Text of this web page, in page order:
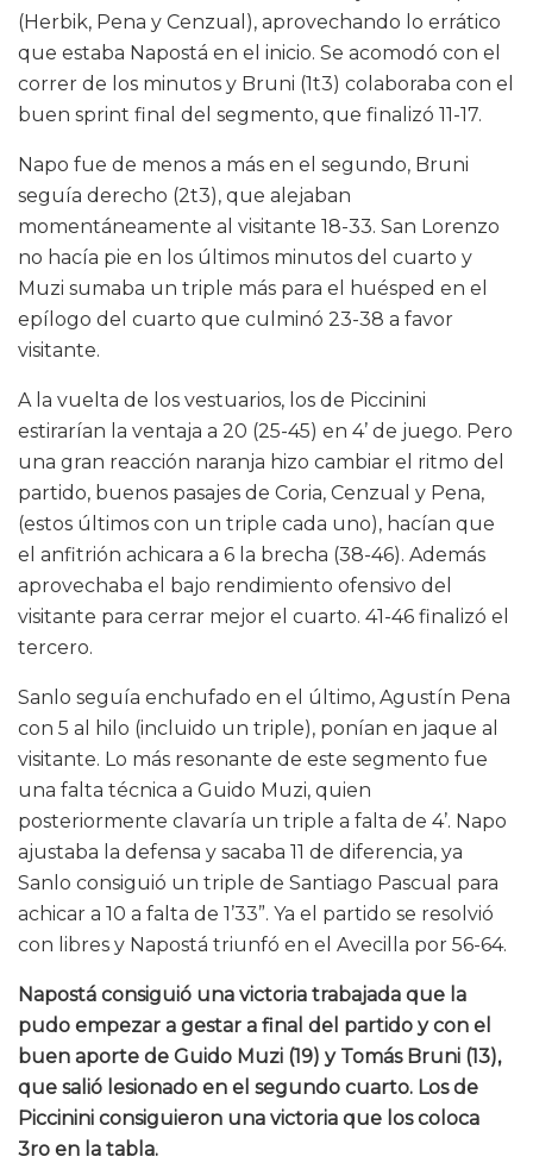
(Herbik, Pena y Cenzual), aprovechando lo errático
que estaba Napostá en el inicio. Se acomodó con el
correr de los minutos y Bruni (1t3) colaboraba con el
buen sprint final del segmento, que finalizó 11-17.
Napo fue de menos a más en el segundo, Bruni
seguía derecho (2t3), que alejaban
momentáneamente al visitante 18-33. San Lorenzo
no hacía pie en los últimos minutos del cuarto y
Muzi sumaba un triple más para el huésped en el
epílogo del cuarto que culminó 23-38 a favor
visitante.
A la vuelta de los vestuarios, los de Piccinini
estirarían la ventaja a 20 (25-45) en 4’ de juego. Pero
una gran reacción naranja hizo cambiar el ritmo del
partido, buenos pasajes de Coria, Cenzual y Pena,
(estos últimos con un triple cada uno), hacían que
el anfitrión achicara a 6 la brecha (38-46). Además
aprovechaba el bajo rendimiento ofensivo del
visitante para cerrar mejor el cuarto. 41-46 finalizó el
tercero.
Sanlo seguía enchufado en el último, Agustín Pena
con 5 al hilo (incluido un triple), ponían en jaque al
visitante. Lo más resonante de este segmento fue
una falta técnica a Guido Muzi, quien
posteriormente clavaría un triple a falta de 4’. Napo
ajustaba la defensa y sacaba 11 de diferencia, ya
Sanlo consiguió un triple de Santiago Pascual para
achicar a 10 a falta de 1’33”. Ya el partido se resolvió
con libres y Napostá triunfó en el Avecilla por 56-64.
Napostá consiguió una victoria trabajada que la
pudo empezar a gestar a final del partido y con el
buen aporte de Guido Muzi (19) y Tomás Bruni (13),
que salió lesionado en el segundo cuarto. Los de
Piccinini consiguieron una victoria que los coloca
3ro en la tabla.